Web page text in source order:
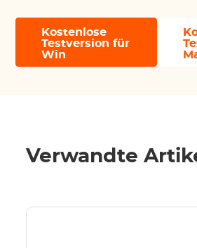
Kostenlose
Testversion für
Win
Verwandte